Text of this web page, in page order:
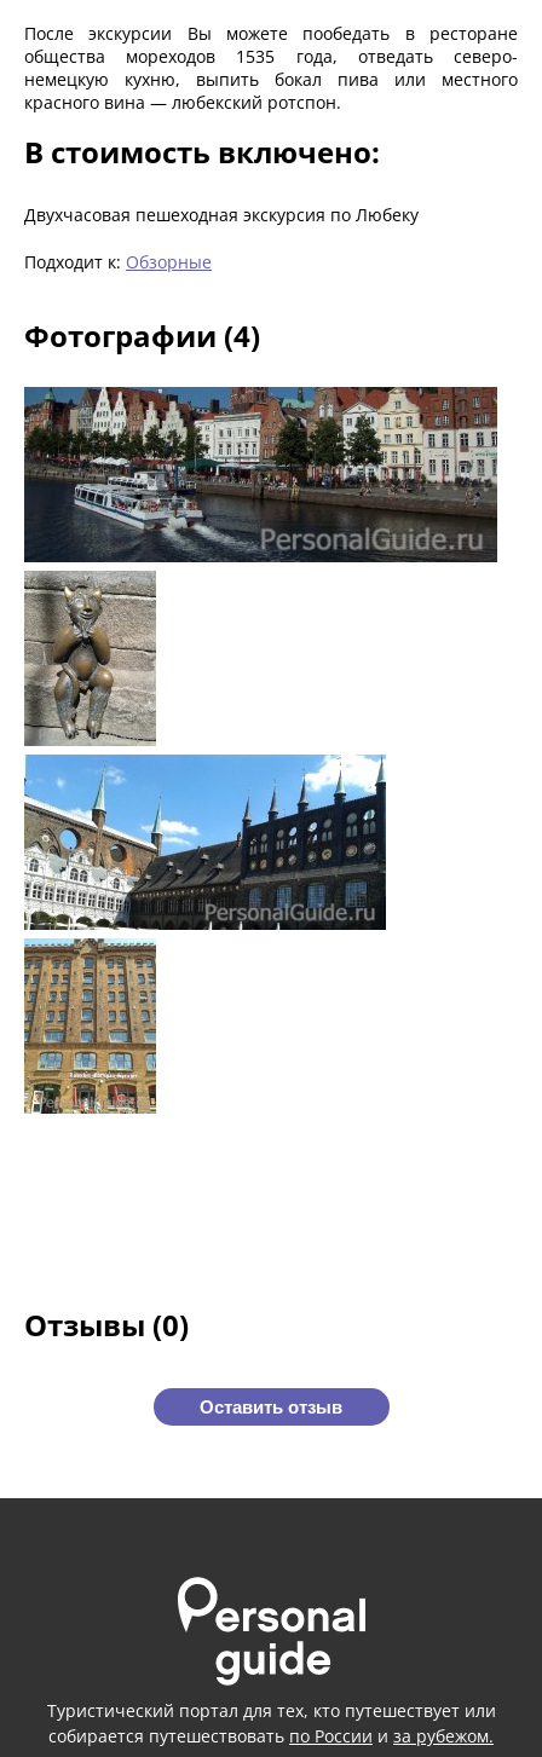
После экскурсии Вы можете пообедать в ресторане
общества мореходов 1535 года, отведать северо-
немецкую кухню, выпить бокал пива или местного
красного вина — любекский ротспон.
В стоимость включено:
Двухчасовая пешеходная экскурсия по Любеку
Подходит к: Обзорные
Фотографии (4)
Отзывы (0)
Оставить отзыв
Туристический портал для тех, кто путешествует или
собирается путешествовать по России и за рубежом.